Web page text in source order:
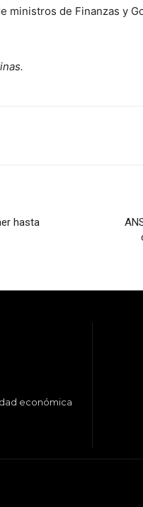
ministros de Finanzas y
hasta
económica